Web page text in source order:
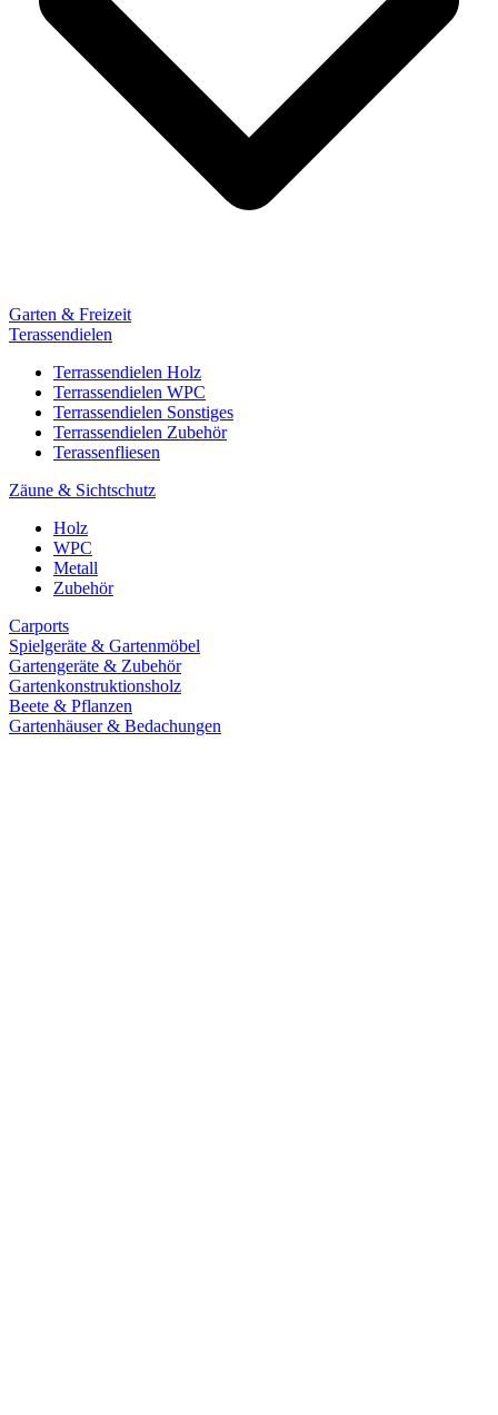
Garten & Freizeit
Terassendielen
Terrassendielen Holz
Terrassendielen WPC
Terrassendielen Sonstiges
Terrassendielen Zubehör
Terassenfliesen
Zäune & Sichtschutz
Holz
WPC
Metall
Zubehör
Carports
Spielgeräte & Gartenmöbel
Gartengeräte & Zubehör
Gartenkonstruktionsholz
Beete & Pflanzen
Gartenhäuser & Bedachungen